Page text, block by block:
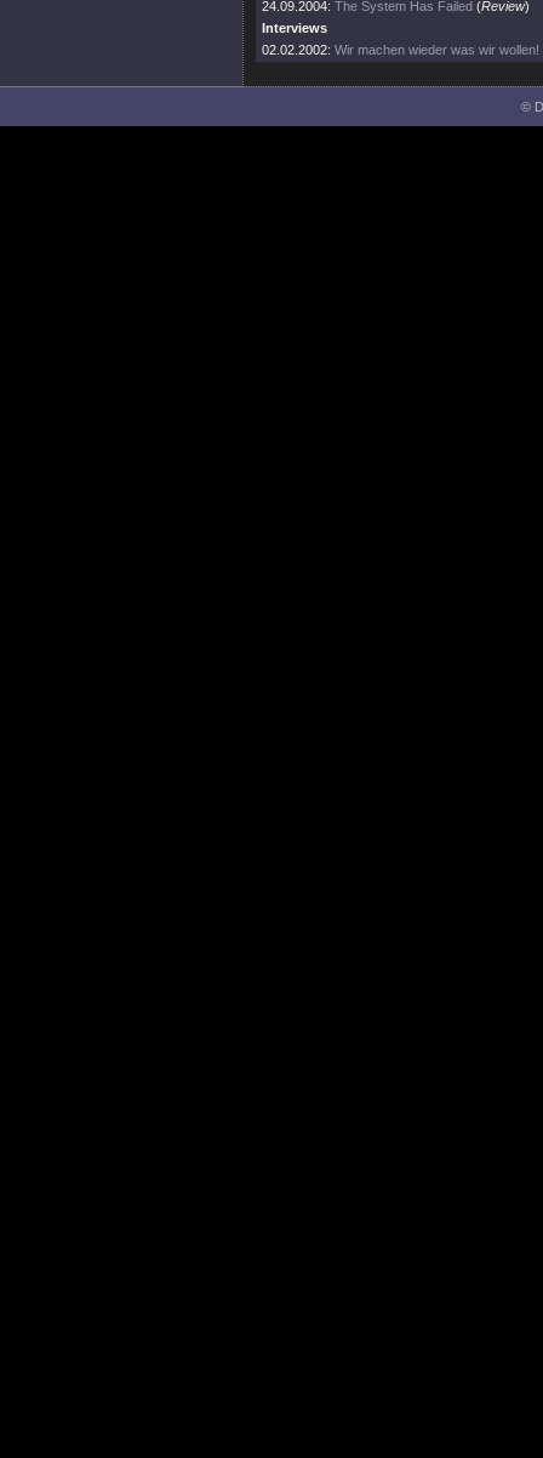
24.09.2004: The System Has Failed (Review)
Interviews
02.02.2002: Wir machen wieder was wir wollen!
©